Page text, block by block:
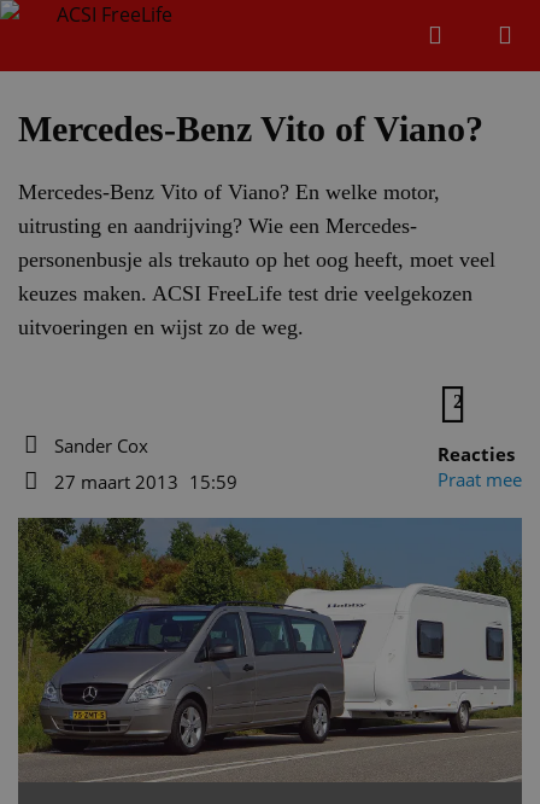
Mercedes-Benz Vito of Viano?
Mercedes-Benz Vito of Viano? En welke motor,
uitrusting en aandrijving? Wie een Mercedes-
personenbusje als trekauto op het oog heeft, moet veel
keuzes maken. ACSI FreeLife test drie veelgekozen
uitvoeringen en wijst zo de weg.
Auteur
Sander Cox
27 maart 2013 15:59
2
Reacties
Praat mee